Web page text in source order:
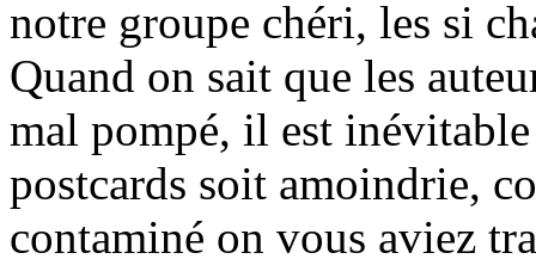
notre groupe chéri, les si
Quand on sait que les
mal pompé, il est
postcards soit amoindrie,
contaminé on vous aviez